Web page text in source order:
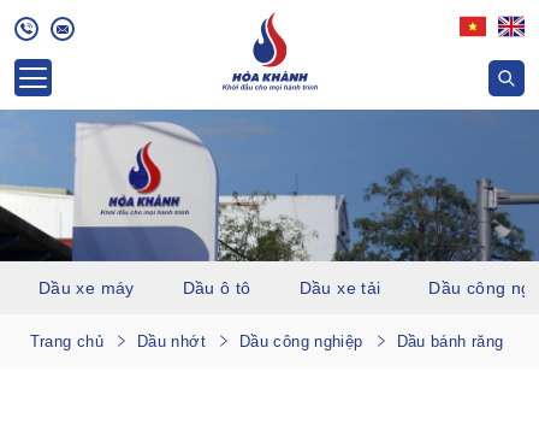
Dầu xe máy Dầu ô tô Dầu xe tải Dầu công
Trang chủ Dầu nhớt Dầu công nghiệp Dầu bánh răng